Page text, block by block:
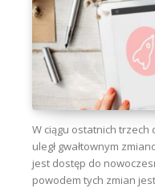
W ciągu ostatnich
uległ gwałtownym
jest dostęp do
powodem tych zmian